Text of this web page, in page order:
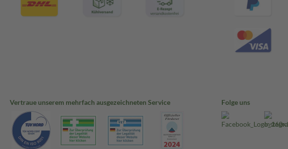
Vertraue unserem mehrfach ausgezeichneten Service Folge uns